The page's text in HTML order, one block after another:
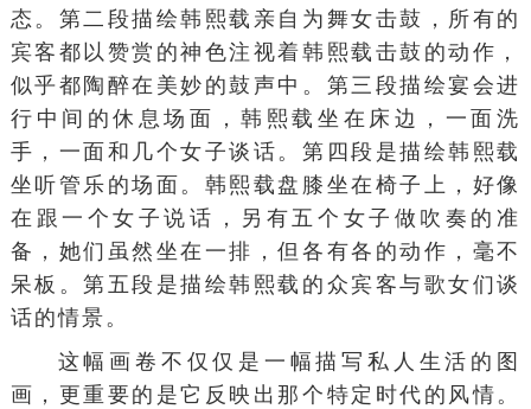
态。第二段描绘韩熙载亲自为舞女击鼓，所有的
宾客都以赞赏的神色注视着韩熙载击鼓的动作，
似乎都陶醉在美妙的鼓声中。第三段描绘宴会进
行中间的休息场面，韩熙载坐在床边，一面洗
手，一面和几个女子谈话。第四段是描绘韩熙载
坐听管乐的场面。韩熙载盘膝坐在椅子上，好像
在跟一个女子说话，另有五个女子做吹奏的准
备，她们虽然坐在一排，但各有各的动作，毫不
呆板。第五段是描绘韩熙载的众宾客与歌女们谈
话的情景。
这幅画卷不仅仅是一幅描写私人生活 的图
画，更重要的是它反映出那个特定时代的风情。